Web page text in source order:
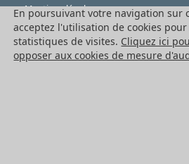
Mentions légales
Cookies
LES PRODUITS
En poursuivant votre navigation sur
acceptez l'utilisation de cookies
statistiques de visites. Cliquez ici
opposer aux cookies de mesure